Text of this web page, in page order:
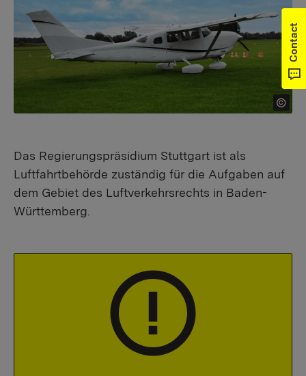
Das Regierungspräsidium Stuttgart ist als
Luftfahrtbehörde zuständig für die Aufgaben auf
dem Gebiet des Luftverkehrsrechts in Baden-
Württemberg.
Contact